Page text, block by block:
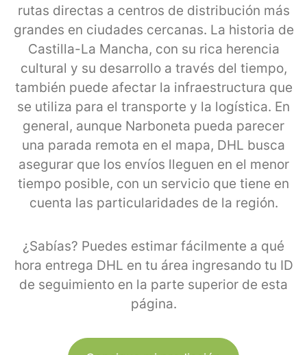
rutas directas a centros de distribución más
grandes en ciudades cercanas. La historia de
Castilla-La Mancha, con su rica herencia
cultural y su desarrollo a través del tiempo,
también puede afectar la infraestructura que
se utiliza para el transporte y la logística. En
general, aunque Narboneta pueda parecer
una parada remota en el mapa, DHL busca
asegurar que los envíos lleguen en el menor
tiempo posible, con un servicio que tiene en
cuenta las particularidades de la región.
¿Sabías? Puedes estimar fácilmente a qué
hora entrega DHL en tu área ingresando tu ID
de seguimiento en la parte superior de esta
página.